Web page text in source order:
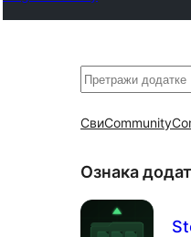
Претрага
СвиCommunity
Ознака